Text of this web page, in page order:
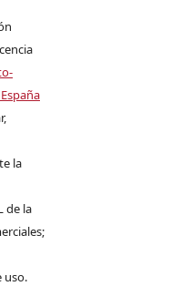
la
de la
uso.